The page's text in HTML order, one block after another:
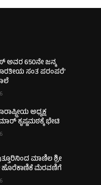
ಅವರ 650ನೇ ಜನ್ಮ
ಸಂತ ಪರಂಪರೆ’
ಅಧ್ಯಕ್ಷ
ಕೃಷ್ಣಮಠಕ್ಕೆ ಭೇಟಿ
ಮಾಣಿಲ ಶ್ರೀ
ಹೊರೆಕಾಣಿಕೆ ಮೆರವಣಿಗೆ